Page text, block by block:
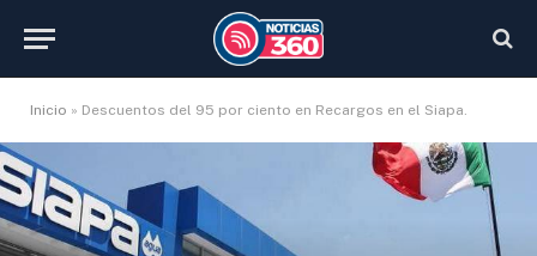
Inicio » Descuentos del 95 por ciento en Recargos en el Siapa.